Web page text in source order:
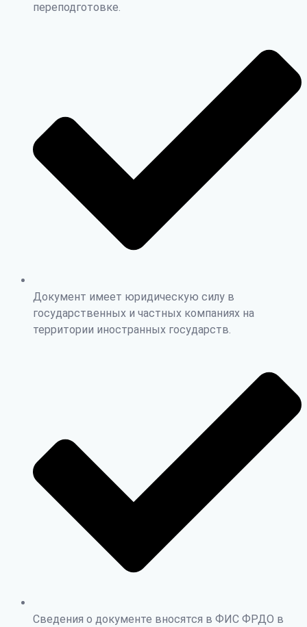
переподготовке.
Документ имеет юридическую силу в
государственных и частных компаниях на
территории иностранных государств.
Сведения о документе вносятся в ФИС ФРДО в